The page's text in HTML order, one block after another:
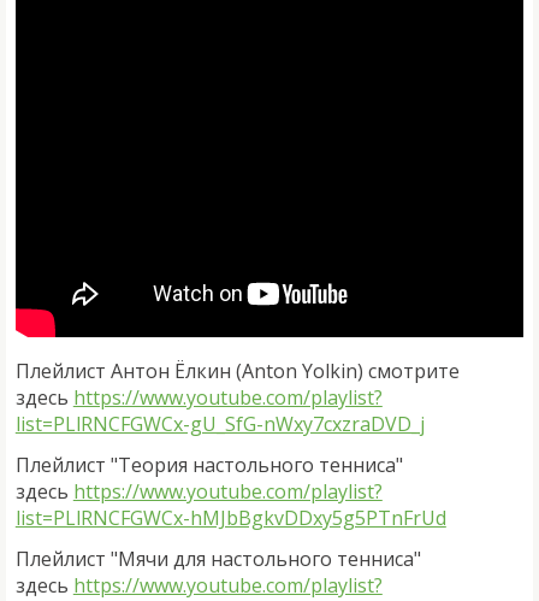
Плейлист Антон Ёлкин (Anton Yolkin) смотрите
здесь https://www.youtube.com/playlist?
list=PLlRNCFGWCx-gU_SfG-nWxy7cxzraDVD_j
Плейлист "Теория настольного тенниса"
здесь https://www.youtube.com/playlist?
list=PLlRNCFGWCx-hMJbBgkvDDxy5g5PTnFrUd
Плейлист "Мячи для настольного тенниса"
здесь https://www.youtube.com/playlist?